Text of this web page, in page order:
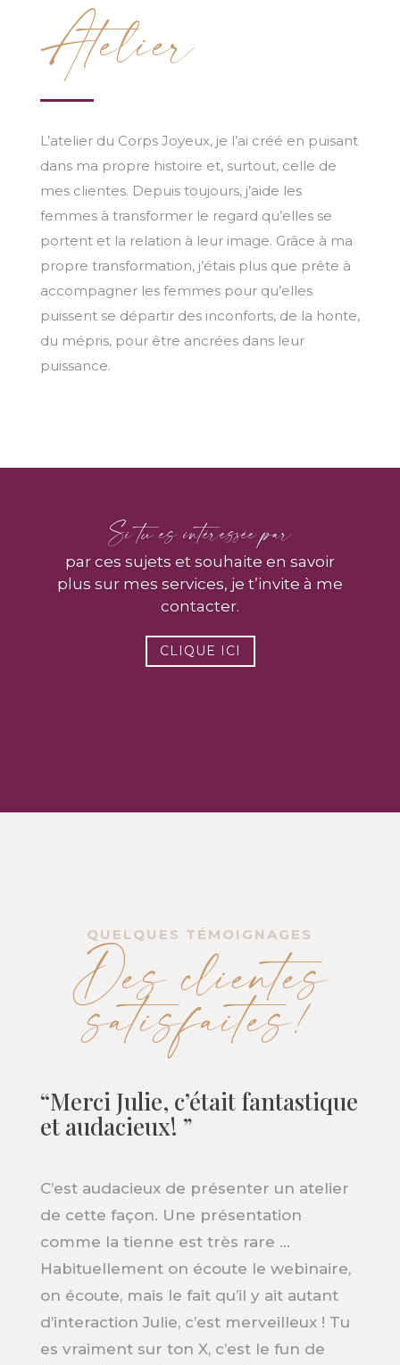
Atelier
L’atelier du Corps Joyeux, je l’ai créé en puisant
dans ma propre histoire et, surtout, celle de
mes clientes. Depuis toujours, j’aide les
femmes à transformer le regard qu’elles se
portent et la relation à leur image. Grâce à ma
propre transformation, j’étais plus que prête à
accompagner les femmes pour qu’elles
puissent se départir des inconforts, de la honte,
du mépris, pour être ancrées dans leur
puissance.
Si tu es intéressée par
par ces sujets et souhaite en savoir
plus sur mes services, je t’invite à me
contacter.
CLIQUE ICI
QUELQUES TÉMOIGNAGES
Des clientes
satisfaites!
“Merci Julie, c’était fantastique
et audacieux! ”
C’est audacieux de présenter un atelier
de cette façon. Une présentation
comme la tienne est très rare …
Habituellement on écoute le webinaire,
on écoute, mais le fait qu’il y ait autant
d’interaction Julie, c’est merveilleux ! Tu
es vraiment sur ton X, c’est le fun de